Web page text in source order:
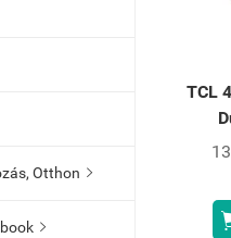
Otthon 

TCL